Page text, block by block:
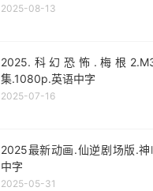
2025-08-13
2025.科幻恐怖.梅根
集.1080p.英语中字
2025-07-16
2025最新动画.仙逆剧场版.
中字
2025-05-31